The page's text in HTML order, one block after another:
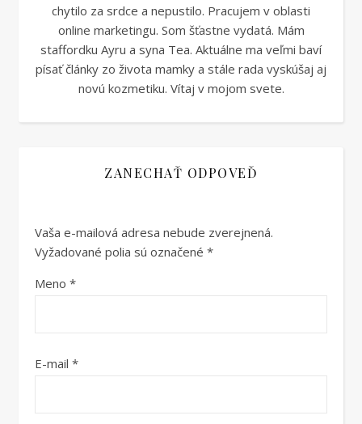
chytilo za srdce a nepustilo. Pracujem v oblasti
online marketingu. Som šťastne vydatá. Mám
staffordku Ayru a syna Tea. Aktuálne ma veľmi baví
písať články zo života mamky a stále rada vyskúšaj aj
novú kozmetiku. Vítaj v mojom svete.
ZANECHAŤ ODPOVEĎ
Vaša e-mailová adresa nebude zverejnená.
Vyžadované polia sú označené *
Meno *
E-mail *